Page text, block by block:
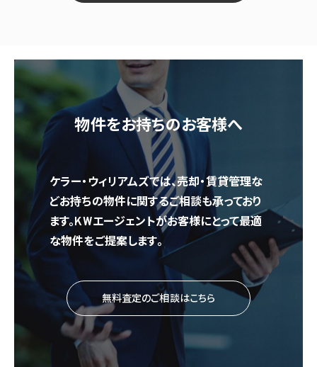
物件をお持ちのお客様へ
ケラー・ウィリアムズでは、売却・賃貸管理な
どお持ちの物件に関するご相談も承っており
ます。KWエージェントがお客様にとって最適
な物件をご提案します。
無料査定のご相談はこちら